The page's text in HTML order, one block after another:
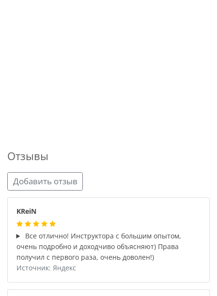
Отзывы
Добавить отзыв
KReiN
Все отлично! Инструктора с большим опытом,
очень подробно и доходчиво объясняют) Права
получил с первого раза, очень доволен!)
Источник: Яндекс